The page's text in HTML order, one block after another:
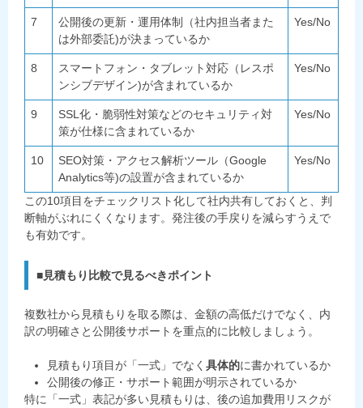
7
公開後の更新・運用体制（社内担当者また
は外部委託)が決まっているか
Yes/No
8
スマートフォン・タブレット対応（レスポ
ンシブデザイン)が含まれているか
Yes/No
9
SSL化・脆弱性対策などのセキュリティ対
策が仕様に含まれているか
Yes/No
10
SEO対策・アクセス解析ツール（Google
Analytics等)の設置が含まれているか
Yes/No
この10項目をチェックリスト化して社内共有しておくと、判
断軸がぶれにくくなります。発注後の手戻りを減らすうえで
も有効です。
■見積もり比較で見るべきポイント
複数社から見積もりを取る際は、金額の高低だけでなく、内
訳の明確さと公開後サポートを重点的に比較しましょう。
見積もり項目が「一式」でなく 具体的に書かれているか
公開後の修正・サポート範囲が明示されているか
特に「一式」表記が多い見積もりは、後の追加費用リスクが